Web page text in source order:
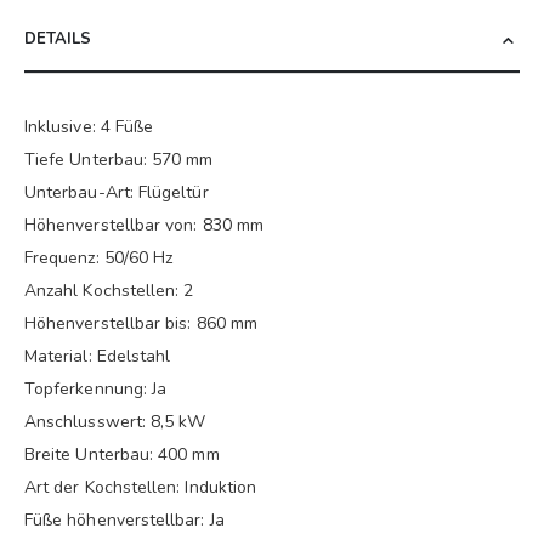
DETAILS
Inklusive: 4 Füße
Tiefe Unterbau: 570 mm
Unterbau-Art: Flügeltür
Höhenverstellbar von: 830 mm
Frequenz: 50/60 Hz
Anzahl Kochstellen: 2
Höhenverstellbar bis: 860 mm
Material: Edelstahl
Topferkennung: Ja
Anschlusswert: 8,5 kW
Breite Unterbau: 400 mm
Art der Kochstellen: Induktion
Füße höhenverstellbar: Ja